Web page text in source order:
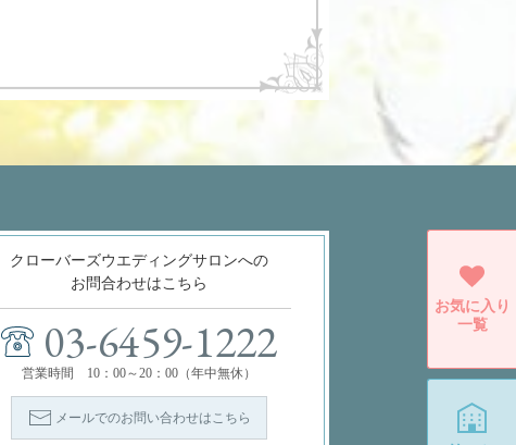
クローバーズウエディングサロンへの
お問合わせはこちら
03-6459-1222
営業時間 10：00～20：00（年中無休）
メールでのお問い合わせはこちら
お気に入り
一覧